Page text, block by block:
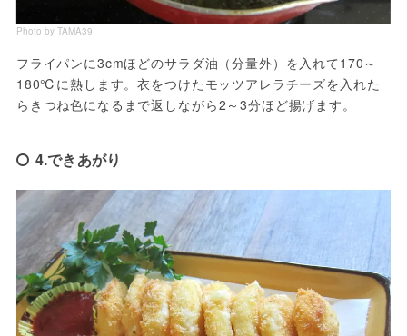
Photo by TAMA39
フライパンに3cmほどのサラダ油（分量外）を入れて170～
180℃に熱します。衣をつけたモッツアレラチーズを入れた
らきつね色になるまで返しながら2～3分ほど揚げます。
4.できあがり